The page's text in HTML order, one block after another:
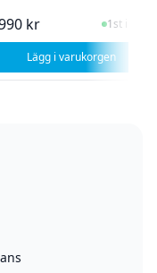
produktsidan för
Fi 7
kr I Lager
1st i lager
Lägg i varukorgen
, TP-Link Archer